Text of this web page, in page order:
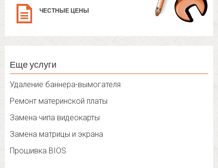
ЧЕСТНЫЕ ЦЕНЫ
Еще услуги
Удаление баннера-вымогателя
Ремонт материнской платы
Замена чипа видеокарты
Замена матрицы и экрана
Прошивка BIOS